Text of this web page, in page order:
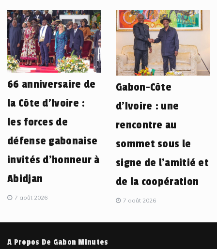
66 anniversaire de
la Côte d’Ivoire :
les forces de
défense gabonaise
invités d’honneur à
Abidjan
7 août 2026
Gabon-Côte
d’Ivoire : une
rencontre au
sommet sous le
signe de l’amitié et
de la coopération
7 août 2026
A Propos De Gabon Minutes